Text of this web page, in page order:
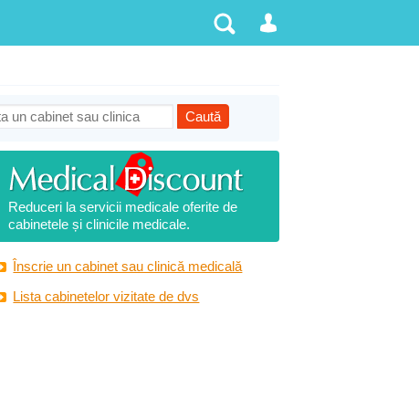
Reduceri la servicii medicale oferite de
cabinetele și clinicile medicale.
Înscrie un cabinet sau clinică medicală
Lista cabinetelor vizitate de dvs